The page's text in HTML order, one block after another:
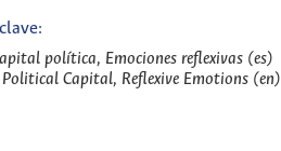
política, Emociones reflexivas (es)
Capital, Reflexive Emotions (en)